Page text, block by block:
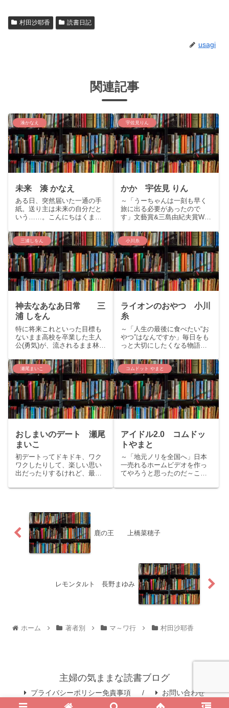
村田沙耶香 読書日記
usagi
関連記事
湊かなえ
未来 湊 かなえ
ある日、突然届いた一通の手
紙。送り主は未来の自分だと
いう……。こんにちはくまり
王湊かなえの新たなる代表作
「未来」の紹介を致します。
story「こんにちは、章子。私
は20年後のあなた、30歳の章
子です。あなたはきっと...
宇佐見りん
かか 宇佐見 りん
～「うーちゃんは一刻も早く
旅に出る必要があったので
す」文藝賞&三島由紀夫賞W受
は、くまりすです。今回は宇
佐美りんの文藝賞&三島由紀
夫賞W受賞のデビュー作「か
か」をご紹介いたします。
story１９歳の浪人生うーちゃ
ん...
三浦しをん
神去なあなあ日常 三
浦 しをん
特に将来これといった目標も
ないまま高校を卒業した主人
公(勇気)が、流されるまま林業
業という仕事を通して大人に
なっていく主人公の目線で話
が進んでいく。林業の世界と
共に自然の素晴らしさや恐ろ
しさ、林業や田舎の置かれて
い...
小川糸
ライオンのおやつ 小川
糸
～「人生の最後に食べたい“お
やつ”はなんですか」毎日をも
っと大切にしたくなる物語～
今回は2020年本屋大賞2位の
小川糸『ライオンのおやつ』
をご紹介いたします。story:人
生の最後に食べたいおやつは
何ですかーー若く...
瀬尾まいこ
おしまいのデート 瀬尾
まいこ
初デートってドキドキ、ワク
ワクしたりして、楽しい思い
出だったりするけれど、最後
いないことが多い。もし、そ
切な時間だったってこと。
story中学三年生の彗子は両親
の...
コムドット やまと
アイドル2.0 コムドッ
トやまと
～「地元ノリを全国へ」日本
一売れるホームビデオを作っ
てやろうと思ったのだ～こん
今話題の５人組YouTuber「コ
鹿の王 上橋菜穂子
レモンタルト 長野まゆみ
ホーム 著者別 マ～ワ行 村田沙耶香
主婦の気ままな読書ブログ
プライバシーポリシー免責事項 お問い合わせ